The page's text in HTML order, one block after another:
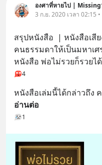
องศาที่หายไป |
3 ก.ย. 2020 เวลา 02:15
สรุปหนังสือ  | หนังสือเสี
คนธรรมดาให้เป็นมหาเศ
หนังสือ พ่อไม่รวยก็รวยไ
4
หนังสือเล่มนี้ได้กล่าวถึง
อ่านต่อ
1